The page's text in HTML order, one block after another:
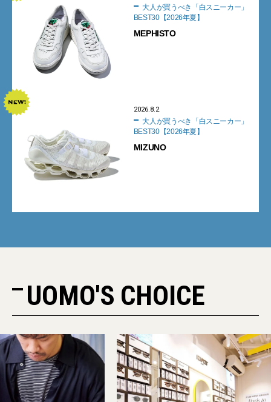
BEST30【2026年夏】
MEPHISTO
2026.8.2
BEST30【2026年夏】
MIZUNO
UOMO'S CHOICE
PR